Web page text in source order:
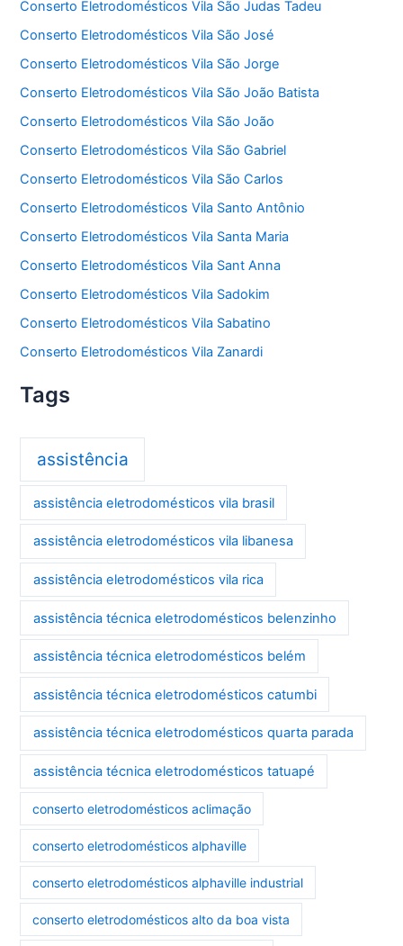
Conserto Eletrodomésticos Vila São Judas Tadeu
Conserto Eletrodomésticos Vila São José
Conserto Eletrodomésticos Vila São Jorge
Conserto Eletrodomésticos Vila São João Batista
Conserto Eletrodomésticos Vila São João
Conserto Eletrodomésticos Vila São Gabriel
Conserto Eletrodomésticos Vila São Carlos
Conserto Eletrodomésticos Vila Santo Antônio
Conserto Eletrodomésticos Vila Santa Maria
Conserto Eletrodomésticos Vila Sant Anna
Conserto Eletrodomésticos Vila Sadokim
Conserto Eletrodomésticos Vila Sabatino
Conserto Eletrodomésticos Vila Zanardi
Tags
assistência
assistência eletrodomésticos vila brasil
assistência eletrodomésticos vila libanesa
assistência eletrodomésticos vila rica
assistência técnica eletrodomésticos belenzinho
assistência técnica eletrodomésticos belém
assistência técnica eletrodomésticos catumbi
assistência técnica eletrodomésticos quarta parada
assistência técnica eletrodomésticos tatuapé
conserto eletrodomésticos aclimação
conserto eletrodomésticos alphaville
conserto eletrodomésticos alphaville industrial
conserto eletrodomésticos alto da boa vista